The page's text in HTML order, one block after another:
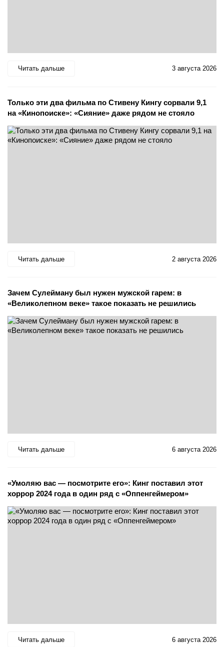
Читать дальше 3 августа 2026
Только эти два фильма по Стивену Кингу сорвали 9,1
на «Кинопоиске»: «Сияние» даже рядом не стояло
Читать дальше 2 августа 2026
Зачем Сулейману был нужен мужской гарем: в
«Великолепном веке» такое показать не решились
Читать дальше 6 августа 2026
«Умоляю вас — посмотрите его»: Кинг поставил этот
хоррор 2024 года в один ряд с «Оппенгеймером»
Читать дальше 6 августа 2026